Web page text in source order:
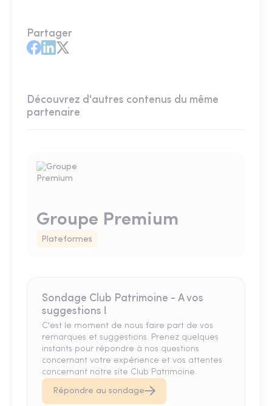
Partager
Découvrez d'autres contenus du même
partenaire
Groupe Premium
Plateformes
Sondage Club Patrimoine - A vos
suggestions !
C'est le moment de nous faire part de vos
remarques et suggestions. Prenez quelques
instants pour répondre à nos questions
concernant votre expérience et vos attentes
concernant notre site Club Patrimoine.
Répondre au sondage